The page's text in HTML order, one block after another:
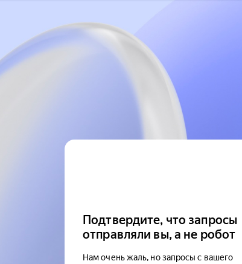
Подтвердите, что запросы
отправляли вы, а не робот
Нам очень жаль, но запросы с вашего